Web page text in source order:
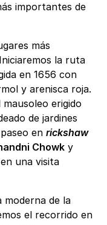
importantes de
más
la ruta
en 1656 con
y arenisca roja.
mausoleo erigido
de jardines
en rickshaw
Chowk y
en una visita
moderna de la
el recorrido en